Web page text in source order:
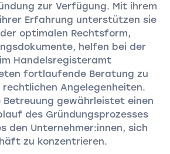
zur Verfügung. Mit ihrem
Erfahrung unterstützen sie
optimalen Rechtsform,
helfen bei der
Handelsregisteramt
fortlaufende Beratung zu
Angelegenheiten.
Betreuung gewährleistet einen
des Gründungsprozesses
den Unternehmer:innen, sich
zu konzentrieren.